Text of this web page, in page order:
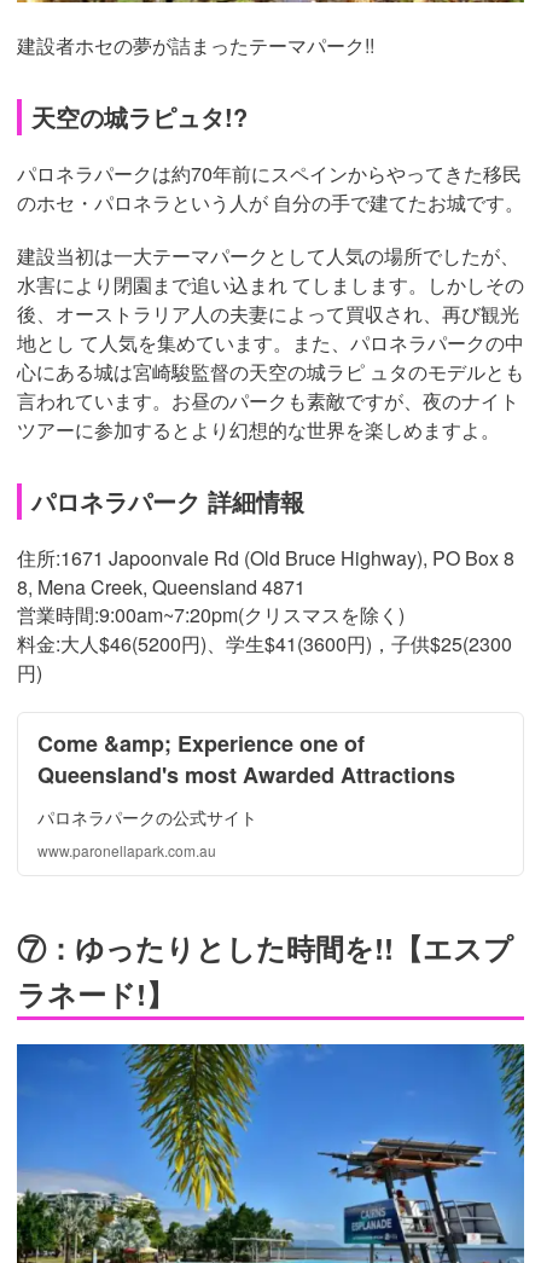
建設者ホセの夢が詰まったテーマパーク!!
天空の城ラピュタ!?
パロネラパークは約70年前にスペインからやってきた移民
のホセ・パロネラという人が 自分の手で建てたお城です。
建設当初は一大テーマパークとして人気の場所でしたが、
水害により閉園まで追い込まれ てしまします。しかしその
後、オーストラリア人の夫妻によって買収され、再び観光
地とし て人気を集めています。また、パロネラパークの中
心にある城は宮崎駿監督の天空の城ラピ ュタのモデルとも
言われています。お昼のパークも素敵ですが、夜のナイト
ツアーに参加するとより幻想的な世界を楽しめますよ。
パロネラパーク 詳細情報
住所:1671 Japoonvale Rd (Old Bruce Highway), PO Box 8
8, Mena Creek, Queensland 4871
営業時間:9:00am~7:20pm(クリスマスを除く)
料金:大人$46(5200円)、学生$41(3600円)，子供$25(2300
円)
Come &amp; Experience one of
Queensland's most Awarded Attractions
パロネラパークの公式サイト
www.paronellapark.com.au
⑦：ゆったりとした時間を!!【エスプ
ラネード!】